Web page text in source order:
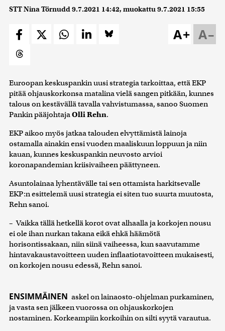
STT Nina Törnudd9.7.2021 14:42, muokattu9.7.2021 15:55
A–
A+
Euroopan keskuspankin uusi strategia tarkoittaa, että EKP
pitää ohjauskorkonsa matalina vielä sangen pitkään, kunnes
talous on kestävällä tavalla vahvistumassa, sanoo Suomen
Pankin pääjohtajaOlli Rehn.
EKP aikoo myös jatkaa talouden elvyttämistä lainoja
ostamalla ainakin ensi vuoden maaliskuun loppuun ja niin
kauan, kunnes keskuspankin neuvosto arvioi
koronapandemian kriisivaiheen päättyneen.
Asuntolainaa lyhentävälle tai sen ottamista harkitsevalle
EKP:n esittelemä uusi strategia ei siten tuo suurta muutosta,
Rehn sanoi.
– Vaikka tällä hetkellä korot ovat alhaalla ja korkojen nousu
ei ole ihan nurkan takana eikä ehkä häämötä
horisontissakaan, niin siinä vaiheessa, kun saavutamme
hintavakaustavoitteen uuden inflaatiotavoitteen mukaisesti,
on korkojen nousu edessä, Rehn sanoi.
ENSIMMÄINEN askel on lainaosto-ohjelman purkaminen,
ja vasta sen jälkeen vuorossa on ohjauskorkojen
nostaminen. Korkeampiin korkoihin on silti syytä varautua.